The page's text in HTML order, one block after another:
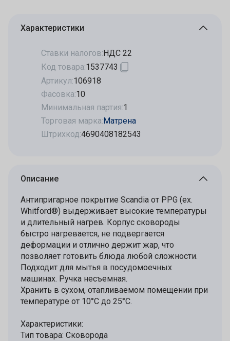
Характеристики
Ставки налогов:НДС 22
Код товара:1537743
Артикул:106918
Фасовка:10
Минимальная партия:1
Торговая марка:Матрена
Штрихкод:4690408182543
Описание
Антипригарное покрытие Scandia от PPG (ex.
Whitford®) выдерживает высокие температуры
и длительный нагрев. Корпус сковороды
быстро нагревается, не подвергается
деформации и отлично держит жар, что
позволяет готовить блюда любой сложности.
Подходит для мытья в посудомоечных
машинах. Ручка несъемная.
Хранить в сухом, отапливаемом помещении при
температуре от 10°C до 25°C.
Характеристики:
Тип товара: Сковорода